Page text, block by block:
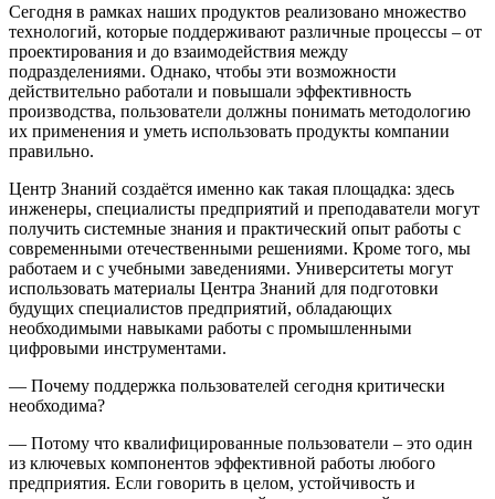
Сегодня в рамках наших продуктов реализовано множество
технологий, которые поддерживают различные процессы – от
проектирования и до взаимодействия между
подразделениями. Однако, чтобы эти возможности
действительно работали и повышали эффективность
производства, пользователи должны понимать методологию
их применения и уметь использовать продукты компании
правильно.
Центр Знаний создаётся именно как такая площадка: здесь
инженеры, специалисты предприятий и преподаватели могут
получить системные знания и практический опыт работы с
современными отечественными решениями. Кроме того, мы
работаем и с учебными заведениями. Университеты могут
использовать материалы Центра Знаний для подготовки
будущих специалистов предприятий, обладающих
необходимыми навыками работы с промышленными
цифровыми инструментами.
— Почему поддержка пользователей сегодня критически
необходима?
— Потому что квалифицированные пользователи – это один
из ключевых компонентов эффективной работы любого
предприятия. Если говорить в целом, устойчивость и